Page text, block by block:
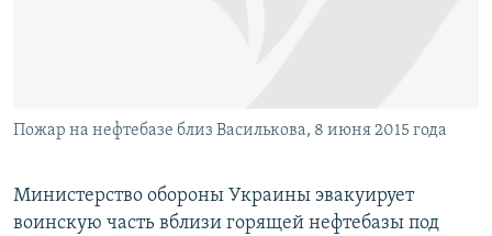
УКРАИНСКАЯ ПРОБЛЕМА КРЫМА
Пожар на нефтебазе близ Василькова, 8 июня 2015 года
Министерство обороны Украины эвакуирует
воинскую часть вблизи горящей нефтебазы под